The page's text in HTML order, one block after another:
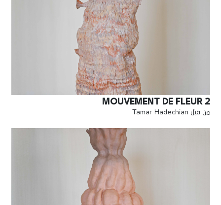
MOUVEMENT DE FLEUR 2
من قبل Tamar Hadechian